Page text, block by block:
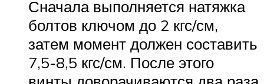
Сначала выполняется натяжка
болтов ключом до 2 кгс/см,
затем момент должен составить
7,5-8,5 кгс/см. После этого